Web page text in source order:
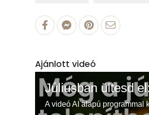
Ajánlott videó
Júliusban ültesd
A videó AI alapú programmal